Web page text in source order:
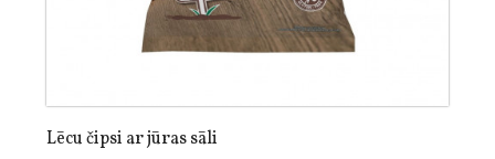
Lēcu čipsi ar jūras sāli